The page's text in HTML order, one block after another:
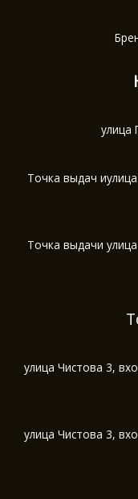
улица
Точка выдач
Точка выдачи
улица Чистова 3,
улица Чистова 3,